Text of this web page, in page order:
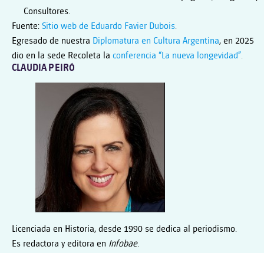
Consultores.
Fuente: Sitio web de Eduardo Favier Dubois.
Egresado de nuestra Diplomatura en Cultura Argentina, en 2025
dio en la sede Recoleta la conferencia “La nueva longevidad”.
CLAUDIA PEIRÓ
Licenciada en Historia, desde 1990 se dedica al periodismo.
Es redactora y editora en Infobae.